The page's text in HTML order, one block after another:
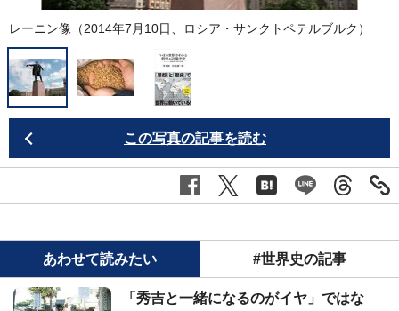
レーニン像（2014年7月10日、ロシア・サンクトペテルブルク）
この写真の記事を読む
あわせて読みたい #世界史の記事
「秀吉と一緒になるのがイヤ」ではな